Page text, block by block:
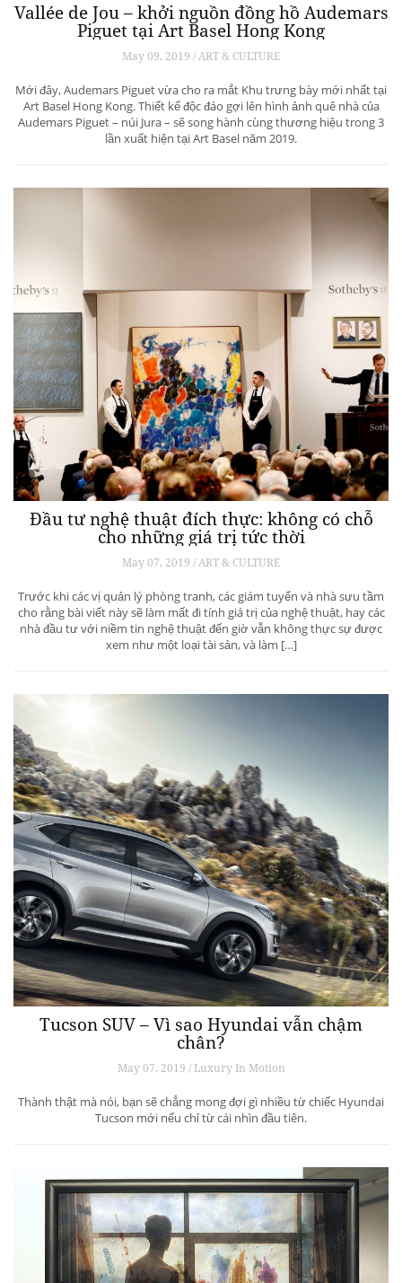
Vallée de Jou – khởi nguồn đồng hồ Audemars
Piguet tại Art Basel Hong Kong
May 09, 2019 / ART & CULTURE
Mới đây, Audemars Piguet vừa cho ra mắt Khu trưng bày mới nhất tại
Art Basel Hong Kong. Thiết kế độc đáo gợi lên hình ảnh quê nhà của
Audemars Piguet – núi Jura – sẽ song hành cùng thương hiệu trong 3
lần xuất hiện tại Art Basel năm 2019.
Đầu tư nghệ thuật đích thực: không có chỗ
cho những giá trị tức thời
May 07, 2019 / ART & CULTURE
Trước khi các vị quản lý phòng tranh, các giám tuyển và nhà sưu tầm
cho rằng bài viết này sẽ làm mất đi tính giá trị của nghệ thuật, hay các
nhà đầu tư với niềm tin nghệ thuật đến giờ vẫn không thực sự được
xem như một loại tài sản, và làm […]
Tucson SUV – Vì sao Hyundai vẫn chậm
chân?
May 07, 2019 / Luxury In Motion
Thành thật mà nói, bạn sẽ chẳng mong đợi gì nhiều từ chiếc Hyundai
Tucson mới nếu chỉ từ cái nhìn đầu tiên.